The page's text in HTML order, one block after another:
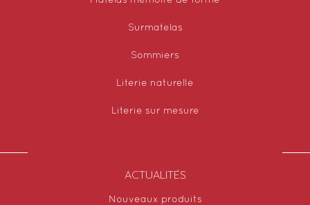
Surmatelas
Sommiers
Literie naturelle
Literie sur mesure
ACTUALITÉS
Nouveaux produits